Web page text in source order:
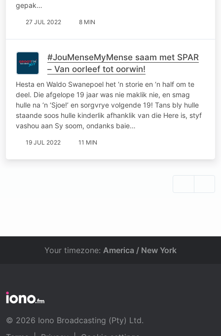
gepak…
27 JUL 2022 8 MIN
#JouMenseMyMense saam met SPAR
– Van oorleef tot oorwin!
Hesta en Waldo Swanepoel het ‘n storie en ‘n half om te
deel. Die afgelope 19 jaar was nie maklik nie, en smag
hulle na ‘n ‘Sjoe!’ en sorgvrye volgende 19! Tans bly hulle
staande soos hulle kinderlik afhanklik van die Here is, styf
vashou aan Sy soom, ondanks baie…
19 JUL 2022 11 MIN
Your timezone: America / New York
© 2026 Iono Broadcasting (Pty) Ltd.